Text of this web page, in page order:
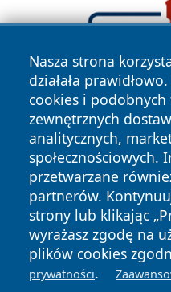
Nasza strona
działała
cookies i
zewnętrznych
analitycznych,
społecznościowych.
przetwarzane
partnerów.
strony lub klikając
wyrażasz zgodę na
plików cookies
prywatności.
Copyright © 2026